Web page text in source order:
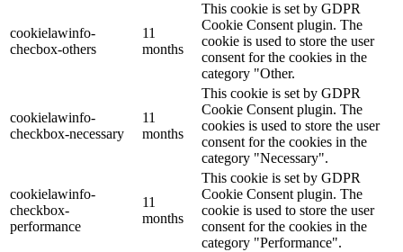
cookielawinfo-
checbox-others
11
months
This cookie is set by GDPR
Cookie Consent plugin. The
cookie is used to store the user
consent for the cookies in the
category "Other.
cookielawinfo-
checkbox-necessary
11
months
This cookie is set by GDPR
Cookie Consent plugin. The
cookies is used to store the user
consent for the cookies in the
category "Necessary".
cookielawinfo-
checkbox-
performance
11
months
This cookie is set by GDPR
Cookie Consent plugin. The
cookie is used to store the user
consent for the cookies in the
category "Performance".